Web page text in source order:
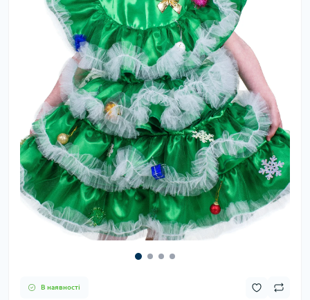
В наявності